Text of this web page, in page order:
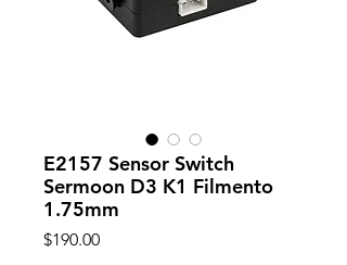
E2157 Sensor Switch
Sermoon D3 K1 Filmento
1.75mm
$190.00Precio